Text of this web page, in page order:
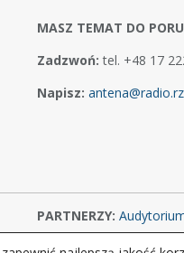
MASZ TEMAT DO
Zadzwoń: tel. +48 17
Napisz:
PARTNERZY: